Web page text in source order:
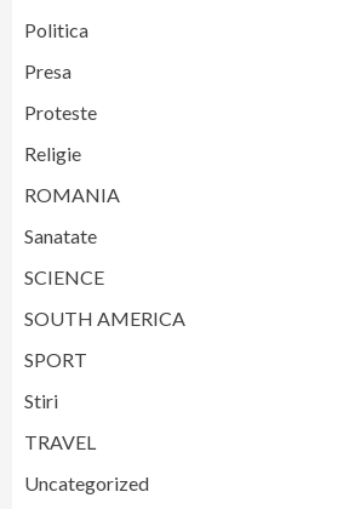
Politica
Presa
Proteste
Religie
ROMANIA
Sanatate
SCIENCE
SOUTH AMERICA
SPORT
Stiri
TRAVEL
Uncategorized